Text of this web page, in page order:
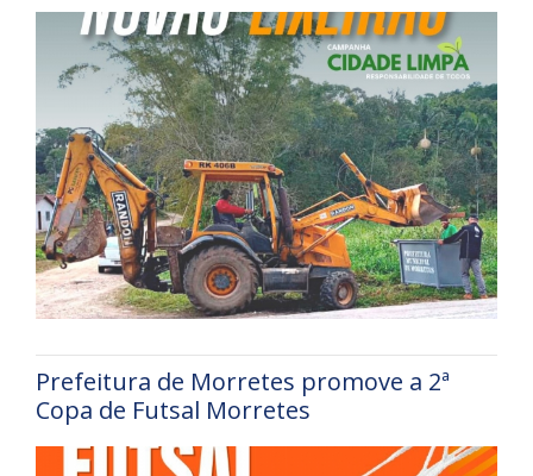
Prefeitura de Morretes promove a 2ª
Copa de Futsal Morretes